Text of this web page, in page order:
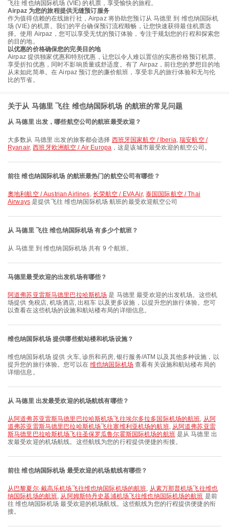
飞往 维也纳国际机场 (VIE) 的机票，享受愉快的旅程。
Airpaz 为您的旅程提供无缝预订服务
作为值得信赖的在线旅行社，Airpaz 将协助您预订从 马德里 到 维也纳国际机
场 (VIE) 的机票。我们的平台确保预订流程顺畅，让您快速获得最佳机票选
择。使用 Airpaz，您可以享受无忧的预订体验，专注于规划您的行程和探索您
的目的地。
以优惠的价格确保您的完美目的地
Airpaz 提供独家优惠和特别优惠，让您以令人难以置信的实惠价格预订机票。
享受折扣优惠，同时不影响质量或舒适度。有了 Airpaz，前往您的梦想目的地
从未如此简单。在 Airpaz 预订您的廉价航班，享受非凡的旅行体验和无与伦
比的节省。
关于从 马德里 飞往 维也纳国际机场 的航班的常见问题
从 马德里 出发，哪些航空公司的航班最受欢迎？
大多数从 马德里 出发的旅客都会选择 西班牙国家航空 / Iberia,瑞安航空 /
Ryanair,西班牙欧洲航空 / Air Europa ，这是该城市最受欢迎的航空公司。
前往 维也纳国际机场 的航班最热门的航空公司有哪些？
奧地利航空 / Austrian Airlines, 长荣航空 / EVA Air,泰国国际航空 / Thai
Airways是提供飞往 维也纳国际机场 航班的最受欢迎航空公司
从 马德里 飞往 维也纳国际机场 有多少个航班？
从 马德里 到 维也纳国际机场 共有 9 个航班。
马德里最受欢迎的出发机场有哪些？
阿道弗苏亚雷斯马德里巴拉哈斯机场 是 马德里 最受欢迎的出发机场。这些机
场提供 免税店, 机场酒店, 出租车 以及更多设施，以提升您的旅行体验。您可
以查看在这些机场的设施和航站楼布局的详细信息。
维也纳国际机场 提供哪些航站楼和机场设施？
维也纳国际机场 提供 火车, 诊所和药房, 银行服务/ATM 以及其他多种设施，以
提升您的旅行体验。您可以在 维也纳国际机场查看有关设施和航站楼布局的
详细信息。
从 马德里 出发最受欢迎的机场航线有哪些？
从阿道弗苏亚雷斯马德里巴拉哈斯机场飞往埃尔多拉多国际机场的航班, 从阿
道弗苏亚雷斯马德里巴拉哈斯机场飞往塞维利亚机场的航班, 从阿道弗苏亚雷
斯马德里巴拉哈斯机场飞往圣保罗瓜鲁尔霍斯国际机场的航班是从 马德里 出
发最受欢迎的机场航线。这些航线为您的行程提供便捷的衔接。
前往 维也纳国际机场 最受欢迎的机场航线有哪些？
从巴黎夏尔·戴高乐机场飞往维也纳国际机场的航班, 从素万那普机场飞往维也
纳国际机场的航班, 从阿姆斯特丹史基浦机场飞往维也纳国际机场的航班 是前
往 维也纳国际机场 最受欢迎的机场航线。这些航线为您的行程提供便捷的衔
接。